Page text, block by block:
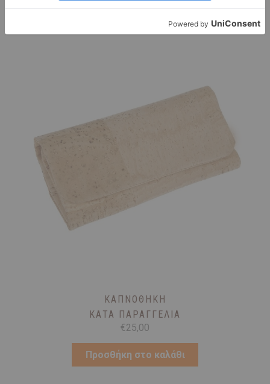
ΚΑΠΝΟΘΉΚΗ
ΚΑΤΆ ΠΑΡΑΓΓΕΛΊΑ
€25,00
Προσθήκη στο καλάθι